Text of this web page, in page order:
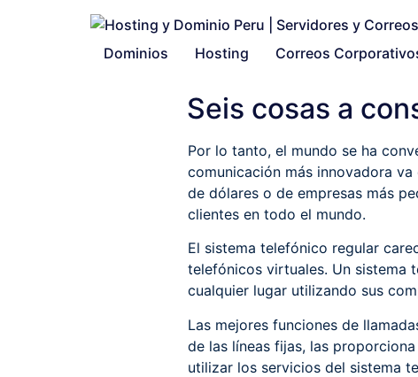
Dominios Hosting Correos
Seis cosas a
Por lo tanto, el mundo se ha
comunicación más innovadora
de dólares o de empresas más
clientes en todo el mundo.
El sistema telefónico regular
telefónicos virtuales. Un sistema
cualquier lugar utilizando sus
Las mejores funciones de
de las líneas fijas, las
utilizar los servicios del sistema